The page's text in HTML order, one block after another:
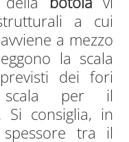
a cui
a mezzo
la scala
dei fori
scala per il
Si consiglia, in
tra il